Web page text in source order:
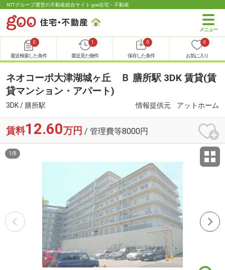
NTTグループ運営の不動産総合サイト goo住宅・不動産
0
最近検索した条件
1
最近見た物件
0
保存した条件
0
お気に入り
ネオコーポ大津湖城ヶ丘 Ｂ 膳所駅 3DK 賃貸(賃
貸マンション・アパート)
3DK / 膳所駅 情報提供元 アットホーム
賃料12.60万円 / 管理費等8000円
1 /8